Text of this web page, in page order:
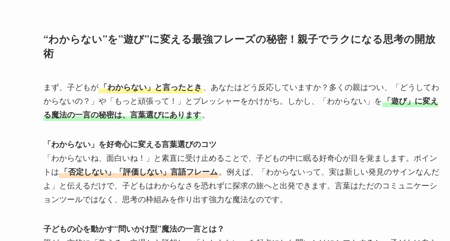
“わからない”を”遊び”に変える最強フレーズの秘密！親子でラクになる思考の開放
術
まず、子どもが「わからない」と言ったとき、あなたはどう反応していますか？多くの親はつい、「どうしてわ
からないの？」や「もっと頑張って！」とプレッシャーをかけがち。しかし、「わからない」を「遊び」に変え
る魔法の一言の秘密は、言葉選びにあります。
「わからない」を好奇心に変える言葉選びのコツ
「わからないね、面白いね！」と素直に受け止めることで、子どもの中に眠る好奇心が目を覚まします。ポイン
トは「否定しない」「評価しない」言語フレーム。例えば、「わからないって、実は新しい発見のサインなんだ
よ」と伝えるだけで、子どもはわからなさを恐れずに探求の旅へと出発できます。言葉はただのコミュニケーシ
ョンツールではなく、思考の枠組みを作り出す強力な魔法なのです。
子どもの心を動かす“問いかけ型”魔法の一言とは？